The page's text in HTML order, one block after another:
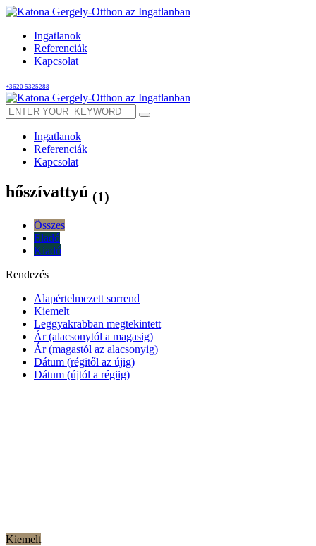
Ingatlanok
Referenciák
Kapcsolat
+3620 5325288
Ingatlanok
Referenciák
Kapcsolat
hőszívattyú (1)
Összes
Eladó
Kiadó
Rendezés
Alapértelmezett sorrend
Kiemelt
Leggyakrabban megtekintett
Ár (alacsonytól a magasig)
Ár (magastól az alacsonyig)
Dátum (régitől az újig)
Dátum (újtól a régiig)
Kiemelt